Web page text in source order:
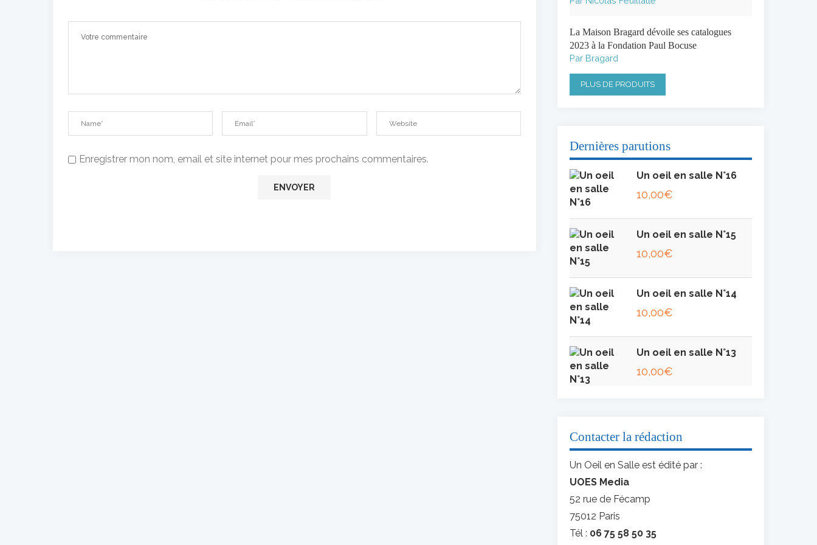
Enregistrer mon nom, email et site internet pour mes prochains commentaires.
La Maison Bragard dévoile ses catalogues
2023 à la Fondation Paul Bocuse
Par Bragard
PLUS DE PRODUITS
Dernières parutions
Un oeil en salle N°16
10,00€
Un oeil en salle N°15
10,00€
Un oeil en salle N°14
10,00€
Un oeil en salle N°13
10,00€
Contacter la rédaction
Un Oeil en Salle est édité par :
UOES Media
52 rue de Fécamp
75012 Paris
Tél : 06 75 58 50 35